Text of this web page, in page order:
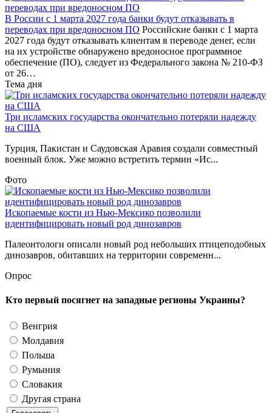
В России с 1 марта 2027 года банки будут отказывать в
переводах при вредоносном ПО Российские банки с 1 марта
2027 года будут отказывать клиентам в переводе денег, если
на их устройстве обнаружено вредоносное программное
обеспечение (ПО), следует из Федерального закона № 210-ФЗ
от 26…
Тема дня
Три исламских государства окончательно потеряли надежду
на США
Турция, Пакистан и Саудовская Аравия создали совместный
военный блок. Уже можно встретить термин «Ис...
Фото
Ископаемые кости из Нью-Мексико позволили
идентифицировать новый род динозавров
Палеонтологи описали новый род небольших птицеподобных
динозавров, обитавших на территории современн...
Опрос
Кто первый посягнет на западные регионы Украины?
Венгрия
Молдавия
Польша
Румыния
Словакия
Другая страна